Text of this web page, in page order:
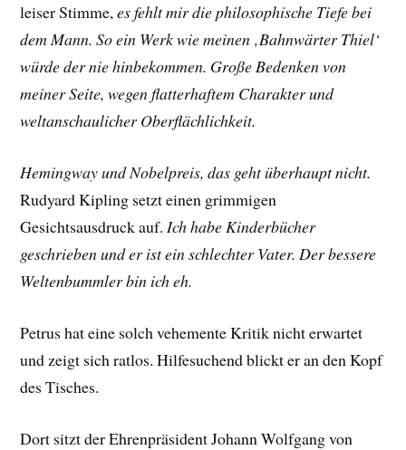
leiser Stimme,es fehlt mir die philosophische Tiefe bei
dem Mann. So ein Werk wie meinen ‚Bahnwärter Thiel‘
würde der nie hinbekommen. Große Bedenken von
meiner Seite, wegen flatterhaftem Charakter und
weltanschaulicher Oberflächlichkeit.
Hemingway und Nobelpreis, das geht überhaupt nicht.
Rudyard Kipling setzt einen grimmigen
Gesichtsausdruck auf.Ich habe Kinderbücher
geschrieben und er ist ein schlechter Vater. Der bessere
Weltenbummler bin ich eh.
Petrus hat eine solch vehemente Kritik nicht erwartet
und zeigt sich ratlos. Hilfesuchend blickt er an den Kopf
des Tisches.
Dort sitzt der Ehrenpräsident Johann Wolfgang von